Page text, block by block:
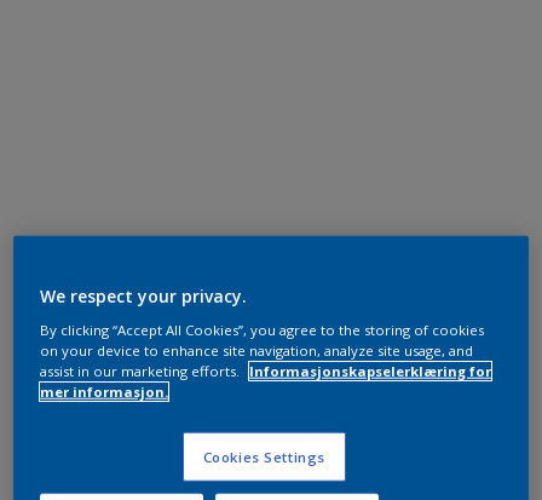
We respect your privacy.
By clicking “Accept All Cookies”, you agree to the storing of cookies
on your device to enhance site navigation, analyze site usage, and
assist in our marketing efforts.
Informasjonskapselerklæring for
mer informasjon.
Cookies Settings